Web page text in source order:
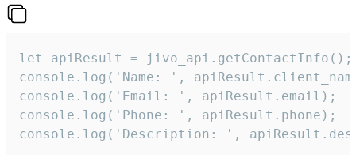
let apiResult = jivo_api.getContactInfo();
console.log('Name: ',
console.log('Email: ', apiResult.email);
console.log('Phone: ', apiResult.phone);
console.log('Description: ',